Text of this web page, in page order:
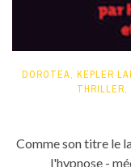
DOROTEA, KEPLER
THRILLER,
Comme son titre le
l'hypnose -